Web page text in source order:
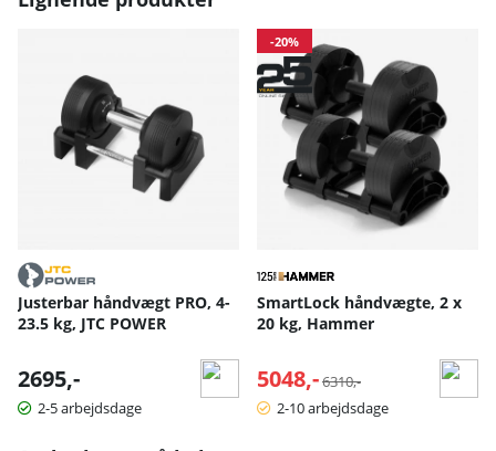
Justerbar håndvægt PRO, 4-
23.5 kg, JTC POWER
2695,-
2-5 arbejdsdage
-20%
SmartLock håndvægte, 2 x
20 kg, Hammer
5048,- Normalpris:
6310,-
2-10 arbejdsdage